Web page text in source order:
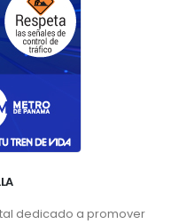
dedicado a promover